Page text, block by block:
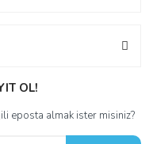
OL!
eposta almak ister misiniz?